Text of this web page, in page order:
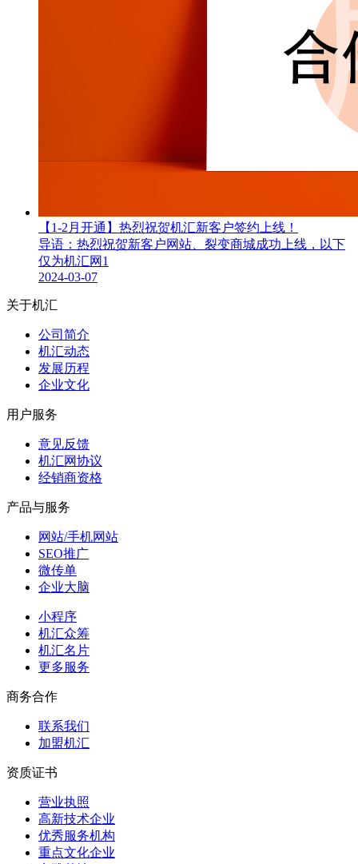
【1-2月开通】热烈祝贺机汇新客户签约上线！
导语：热烈祝贺新客户网站、裂变商城成功上线，以下
仅为机汇网1
2024-03-07
关于机汇
公司简介
机汇动态
发展历程
企业文化
用户服务
意见反馈
机汇网协议
经销商资格
产品与服务
网站/手机网站
SEO推广
微传单
企业大脑
小程序
机汇众筹
机汇名片
更多服务
商务合作
联系我们
加盟机汇
资质证书
营业执照
高新技术企业
优秀服务机构
重点文化企业